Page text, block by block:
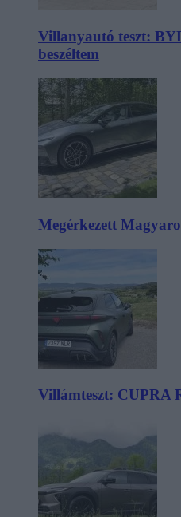
Villanyautó teszt:
beszéltem
Megérkezett
Villámteszt: CUPRA